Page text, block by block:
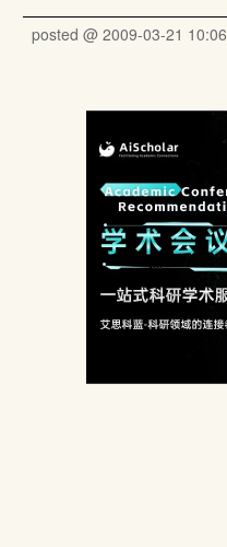
posted @ 2009-03-21 10:06